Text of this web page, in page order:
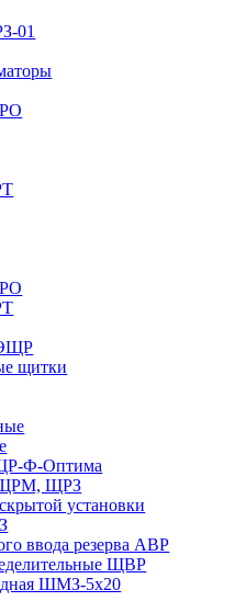
01
щитки
Ф-Оптима
ЩРМ, ЩРЗ
установки
ввода резерва АВР
ЩВР
ШМЗ-5х20